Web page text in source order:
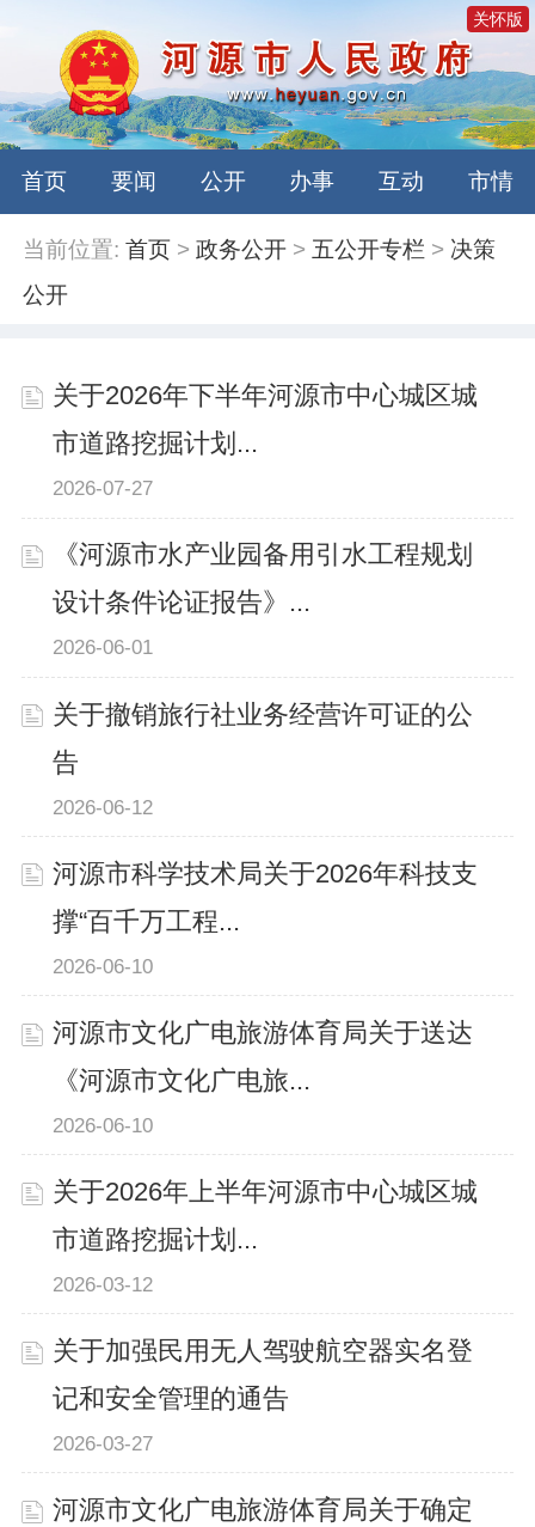
关怀版
首页 要闻 公开 办事 互动 市情
当前位置: 首页 >政务公开 > 五公开专栏 > 决策
公开
关于2026年下半年河源市中心城区城
市道路挖掘计划...
2026-07-27
《河源市水产业园备用引水工程规划
设计条件论证报告》...
2026-06-01
关于撤销旅行社业务经营许可证的公
告
2026-06-12
河源市科学技术局关于2026年科技支
撑“百千万工程...
2026-06-10
河源市文化广电旅游体育局关于送达
《河源市文化广电旅...
2026-06-10
关于2026年上半年河源市中心城区城
市道路挖掘计划...
2026-03-12
关于加强民用无人驾驶航空器实名登
记和安全管理的通告
2026-03-27
河源市文化广电旅游体育局关于确定